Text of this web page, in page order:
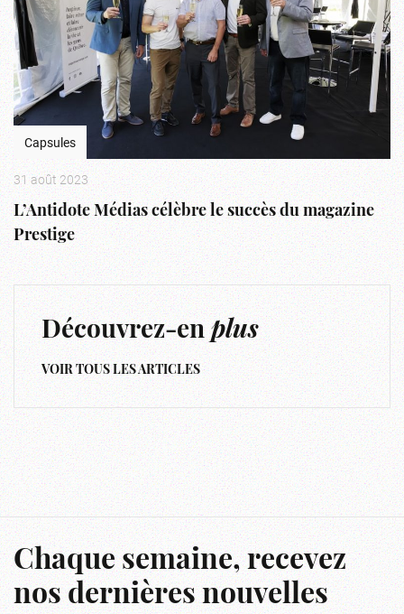
Capsules
31 août 2023
L’Antidote Médias célèbre le succès du magazine
Prestige
Découvrez-enplus
VOIR TOUS LES ARTICLES
Chaque semaine, recevez
nos dernières nouvelles